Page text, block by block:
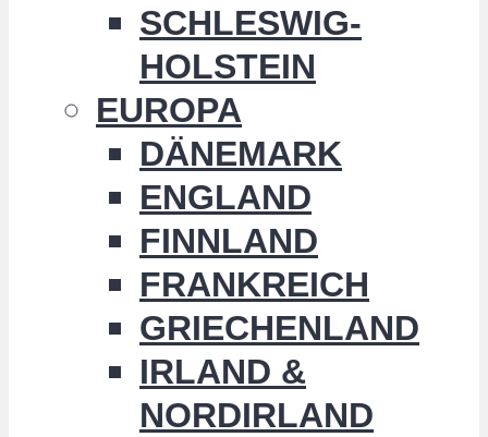
SCHLESWIG-
HOLSTEIN
EUROPA
DÄNEMARK
ENGLAND
FINNLAND
FRANKREICH
GRIECHENLAND
IRLAND &
NORDIRLAND